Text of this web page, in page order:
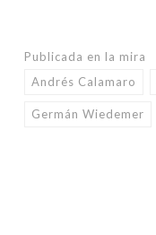
Publicada en la mira
Andrés Calamaro
Germán Wiedemer